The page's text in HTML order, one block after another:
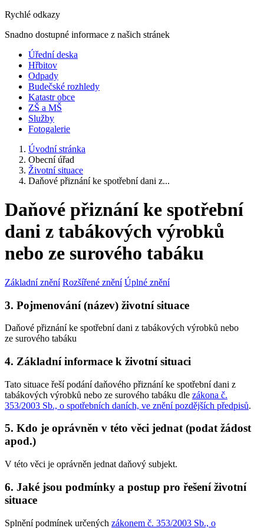
Rychlé odkazy
Snadno dostupné informace z našich stránek
Úřední deska
Hřbitov
Odpady
Budečské rozhledy
Katastr obce
ZŠ a MŠ
Služby
Fotogalerie
Úvodní stránka
Obecní úřad
Životní situace
Daňové přiznání ke spotřební dani z...
Daňové přiznání ke spotřební
dani z tabákových výrobků
nebo ze surového tabáku
Základní znění Rozšířené znění Úplné znění
3. Pojmenování (název) životní situace
Daňové přiznání ke spotřební dani z tabákových výrobků nebo
ze surového tabáku
4. Základní informace k životní situaci
Tato situace řeší podání daňového přiznání ke spotřební dani z
tabákových výrobků nebo ze surového tabáku dle zákona č.
353/2003 Sb., o spotřebních daních, ve znění pozdějších předpisů.
5. Kdo je oprávněn v této věci jednat (podat žádost
apod.)
V této věci je oprávněn jednat daňový subjekt.
6. Jaké jsou podmínky a postup pro řešení životní
situace
Splnění podmínek určených zákonem č. 353/2003 Sb., o